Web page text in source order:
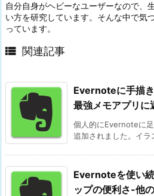
自分自身がヘビーなユーザーなので、
い方を研究しています。そんな中で気
っています。
 関連記事
Evernoteに手描き
最強メモアプリに
個人的にEvernoteに
追加されました。イラ
Evernoteを使い
ップの便利さ-他